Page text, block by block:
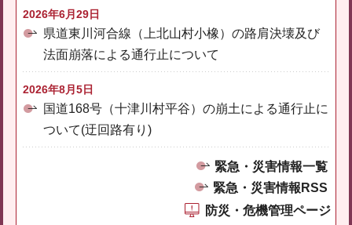
2026年6月29日
県道東川河合線（上北山村小橡）の路肩決壊及び
法面崩落による通行止について
2026年8月5日
国道168号（十津川村平谷）の崩土による通行止に
ついて(迂回路有り)
緊急・災害情報一覧
緊急・災害情報RSS
防災・危機管理ページ